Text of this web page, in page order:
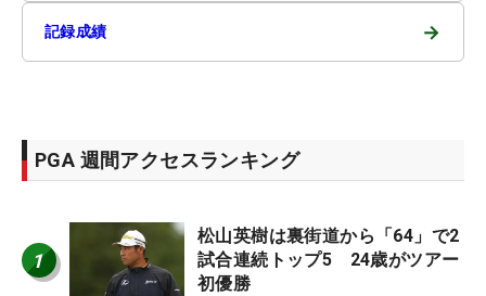
記録成績 →
PGA 週間アクセスランキング
1
松山英樹は裏街道から「64」で2
試合連続トップ5 24歳がツアー
初優勝